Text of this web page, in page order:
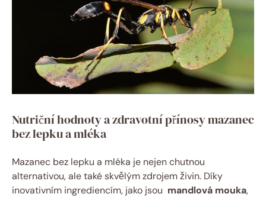
Nutriční hodnoty a ⁣zdravotní přínosy ⁢mazanec
bez lepku ‌a mléka
Mazanec ‌bez lepku a mléka je nejen chutnou
‌alternativou, ale také⁢ skvělým⁢ zdrojem živin. Díky
inovativním⁣ ingrediencím, jako ⁣jsou ‌ mandlová mouka,